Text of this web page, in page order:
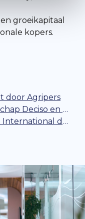
groeikapitaal
kopers.
door Agripers
Capital Partners
door TMC Group